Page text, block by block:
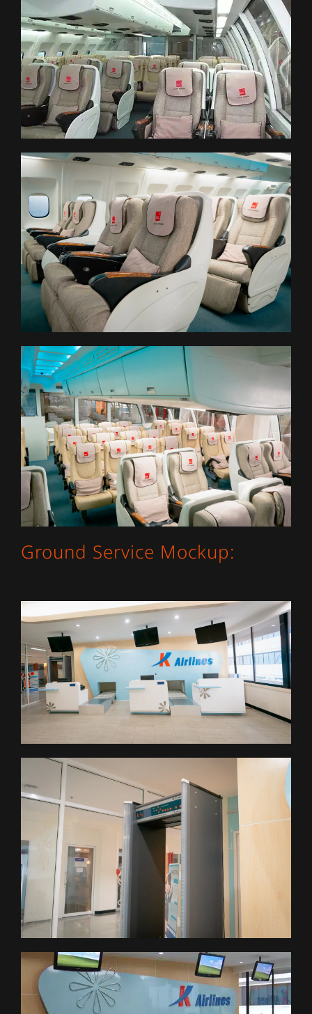
Ground Service Mockup: